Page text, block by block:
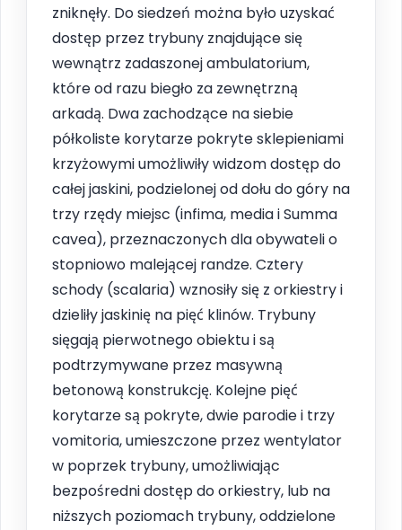
zniknęły. Do siedzeń można było uzyskać
dostęp przez trybuny znajdujące się
wewnątrz zadaszonej ambulatorium,
które od razu biegło za zewnętrzną
arkadą. Dwa zachodzące na siebie
półkoliste korytarze pokryte sklepieniami
krzyżowymi umożliwiły widzom dostęp do
całej jaskini, podzielonej od dołu do góry na
trzy rzędy miejsc (infima, media i Summa
cavea), przeznaczonych dla obywateli o
stopniowo malejącej randze. Cztery
schody (scalaria) wznosiły się z orkiestry i
dzieliły jaskinię na pięć klinów. Trybuny
sięgają pierwotnego obiektu i są
podtrzymywane przez masywną
betonową konstrukcję. Kolejne pięć
korytarze są pokryte, dwie parodie i trzy
vomitoria, umieszczone przez wentylator
w poprzek trybuny, umożliwiając
bezpośredni dostęp do orkiestry, lub na
niższych poziomach trybuny, oddzielone